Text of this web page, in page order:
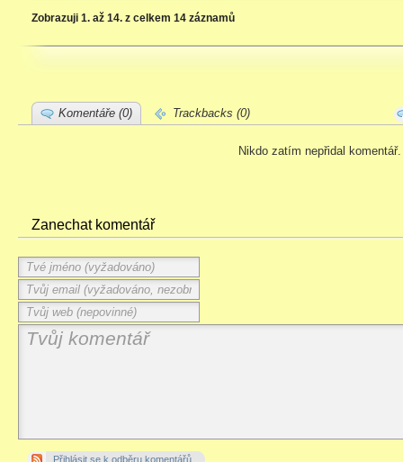
Zobrazuji 1. až 14. z celkem 14 záznamů
Komentáře (0) Trackbacks (0)
Nikdo zatím nepřidal komentář.
Zanechat komentář
Přihlásit se k odběru komentářů